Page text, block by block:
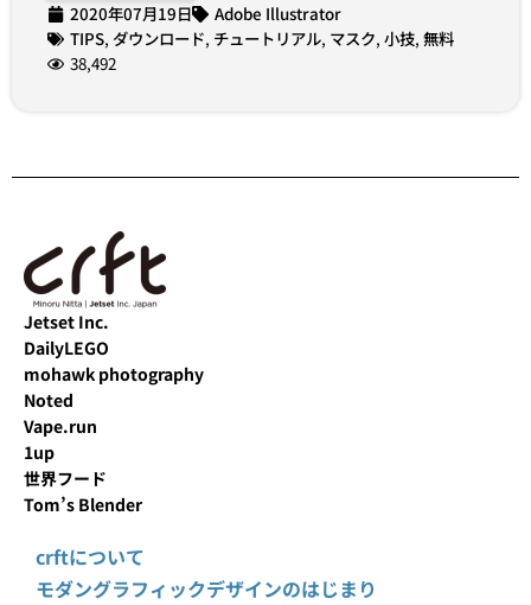
2020年07月19日
Adobe Illustrator
TIPS, ダウンロード, チュートリアル, マスク, 小技, 無料
38,492
Jetset Inc.
DailyLEGO
mohawk photography
Noted
Vape.run
1up
世界フード
Tom’s Blender
crftについて
モダングラフィックデザインのはじまり